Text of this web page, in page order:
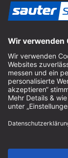
Impressum
AGB
Datenschutz
Cookie-
© 2026 sauter
* kostenloser